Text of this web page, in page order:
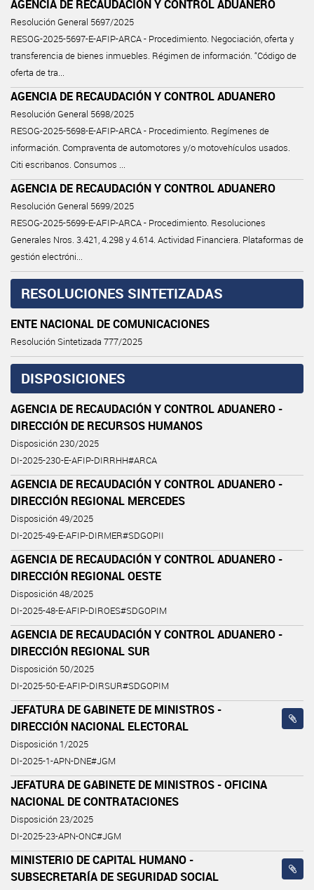
AGENCIA DE RECAUDACIÓN Y CONTROL ADUANERO
Resolución General 5697/2025
RESOG-2025-5697-E-AFIP-ARCA - Procedimiento. Negociación, oferta y
transferencia de bienes inmuebles. Régimen de información. “Código de
oferta de tra...
AGENCIA DE RECAUDACIÓN Y CONTROL ADUANERO
Resolución General 5698/2025
RESOG-2025-5698-E-AFIP-ARCA - Procedimiento. Regímenes de
información. Compraventa de automotores y/o motovehículos usados.
Citi escribanos. Consumos ...
AGENCIA DE RECAUDACIÓN Y CONTROL ADUANERO
Resolución General 5699/2025
RESOG-2025-5699-E-AFIP-ARCA - Procedimiento. Resoluciones
Generales Nros. 3.421, 4.298 y 4.614. Actividad Financiera. Plataformas de
gestión electróni...
RESOLUCIONES SINTETIZADAS
ENTE NACIONAL DE COMUNICACIONES
Resolución Sintetizada 777/2025
DISPOSICIONES
AGENCIA DE RECAUDACIÓN Y CONTROL ADUANERO -
DIRECCIÓN DE RECURSOS HUMANOS
Disposición 230/2025
DI-2025-230-E-AFIP-DIRRHH#ARCA
AGENCIA DE RECAUDACIÓN Y CONTROL ADUANERO -
DIRECCIÓN REGIONAL MERCEDES
Disposición 49/2025
DI-2025-49-E-AFIP-DIRMER#SDGOPII
AGENCIA DE RECAUDACIÓN Y CONTROL ADUANERO -
DIRECCIÓN REGIONAL OESTE
Disposición 48/2025
DI-2025-48-E-AFIP-DIROES#SDGOPIM
AGENCIA DE RECAUDACIÓN Y CONTROL ADUANERO -
DIRECCIÓN REGIONAL SUR
Disposición 50/2025
DI-2025-50-E-AFIP-DIRSUR#SDGOPIM
JEFATURA DE GABINETE DE MINISTROS -
DIRECCIÓN NACIONAL ELECTORAL
Disposición 1/2025
DI-2025-1-APN-DNE#JGM
JEFATURA DE GABINETE DE MINISTROS - OFICINA
NACIONAL DE CONTRATACIONES
Disposición 23/2025
DI-2025-23-APN-ONC#JGM
MINISTERIO DE CAPITAL HUMANO -
SUBSECRETARÍA DE SEGURIDAD SOCIAL